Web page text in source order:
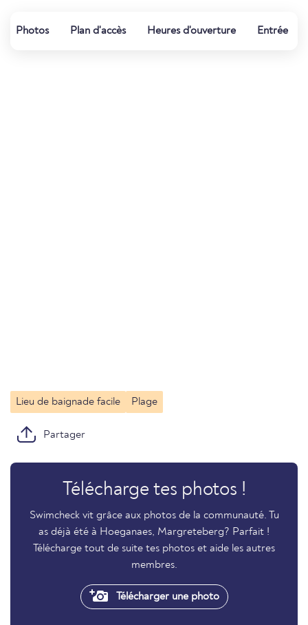
Photos Plan d'accès Heures d'ouverture Entrée
Lieu de baignade facile Plage
Partager
Télécharge tes photos !
Swimcheck vit grâce aux photos de la communauté. Tu
as déjà été à Hoeganaes, Margreteberg? Parfait !
Télécharge tout de suite tes photos et aide les autres
membres.
Télécharger une photo